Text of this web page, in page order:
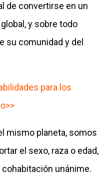
de convertirse en un
y sobre todo
su comunidad y del
para los
mismo planeta, somos
el sexo, raza o edad,
unánime.